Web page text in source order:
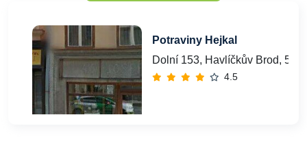
Potraviny Hejkal
Dolní 153, Havlíčkův Brod, 580
4.5